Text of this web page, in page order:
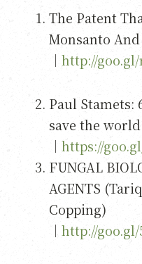
The Patent
Monsanto
｜ http://goo.gl/
Paul Stamets:
save the world
｜ https://
FUNGAL
AGENTS
Copping)
｜ http://